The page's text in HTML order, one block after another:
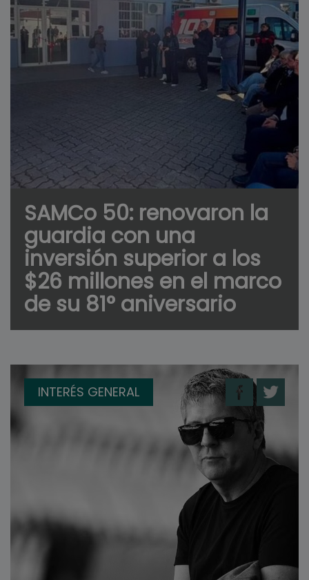
SAMCo 50: renovaron la
guardia con una
inversión superior a los
$26 millones en el marco
de su 81° aniversario
INTERÉS GENERAL